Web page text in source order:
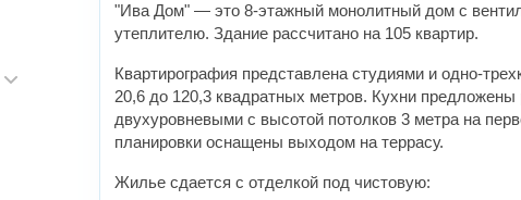
"Ива Дом" — это 8-этажный монолитный дом с
утеплителю. Здание рассчитано на 105 квартир.
Квартирография представлена студиями и одно-
20,6 до 120,3 квадратных метров. Кухни
двухуровневыми с высотой потолков 3 метра на
планировки оснащены выходом на террасу.
Жилье сдается с отделкой под чистовую: